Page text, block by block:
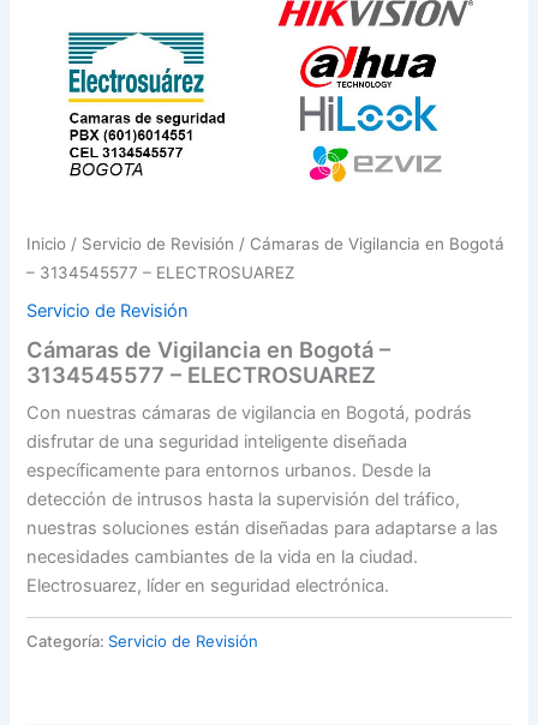
Inicio / Servicio de Revisión / Cámaras de Vigilancia en Bogotá
– 3134545577 – ELECTROSUAREZ
Servicio de Revisión
Cámaras de Vigilancia en Bogotá –
3134545577 – ELECTROSUAREZ
Con nuestras cámaras de vigilancia en Bogotá, podrás
disfrutar de una seguridad inteligente diseñada
específicamente para entornos urbanos. Desde la
detección de intrusos hasta la supervisión del tráfico,
nuestras soluciones están diseñadas para adaptarse a las
necesidades cambiantes de la vida en la ciudad.
Electrosuarez, líder en seguridad electrónica.
Categoría: Servicio de Revisión